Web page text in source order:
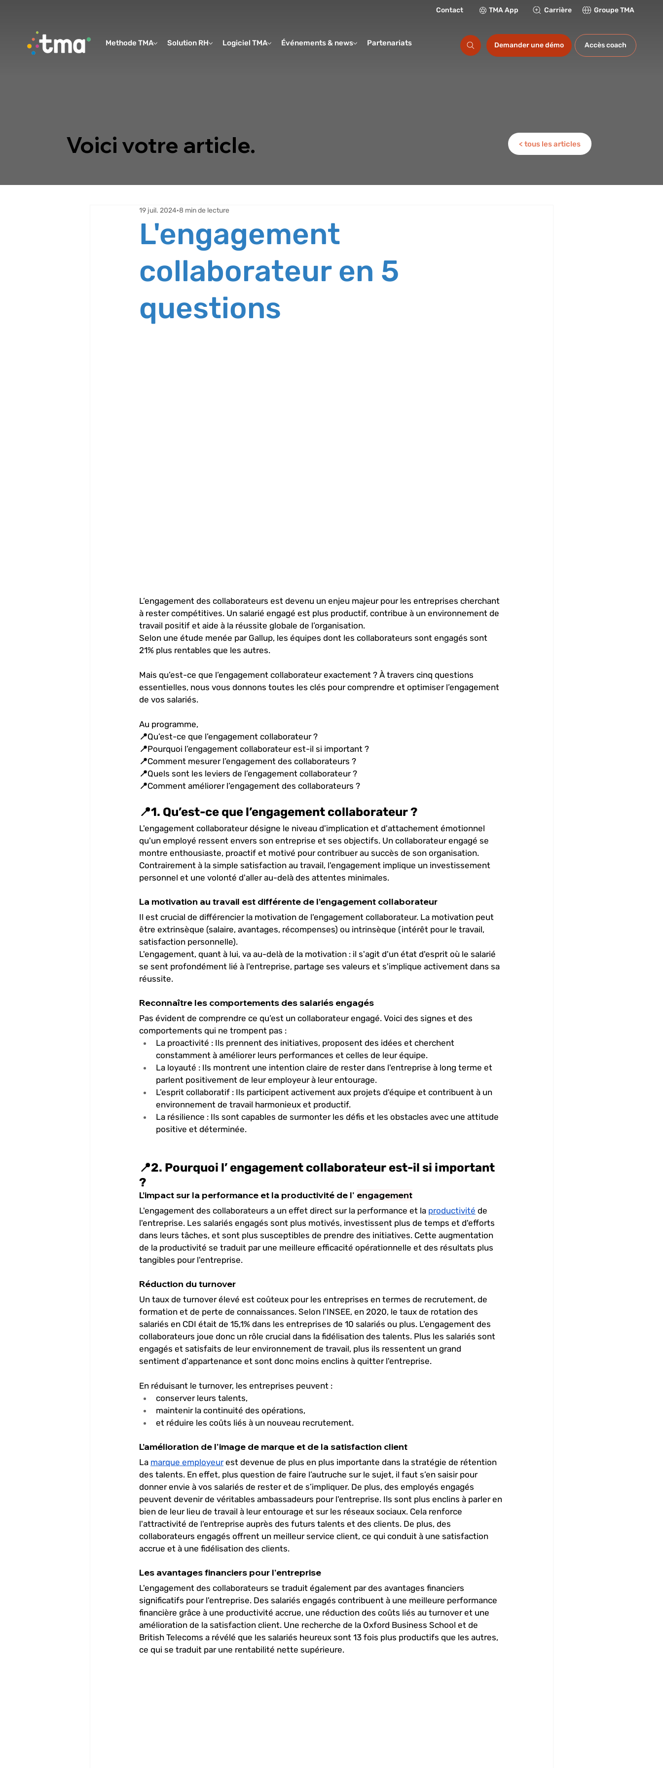
Methode TMA Solution RH Logiciel TMA Événements & news Partenariats Formations
Contact TMA App Carrière Groupe TMA
Demander une démo Accès coach
Voici votre article. < tous les articles
L'engagement
collaborateur en 5
questions
19 juil. 2024 8 min de lecture
L’engagement des collaborateurs est devenu un enjeu majeur pour les entreprises cherchant
à rester compétitives. Un salarié engagé est plus productif, contribue à un environnement de
travail positif et aide à la réussite globale de l’organisation.
Selon une étude menée par Gallup, les équipes dont les collaborateurs sont engagés sont
21% plus rentables que les autres.
Mais qu’est-ce que l’engagement collaborateur exactement ? À travers cinq questions
essentielles, nous vous donnons toutes les clés pour comprendre et optimiser l’engagement
de vos salariés.
Au programme,
📍Qu’est-ce que l’engagement collaborateur ?
📍Pourquoi l’engagement collaborateur est-il si important ?
📍Comment mesurer l’engagement des collaborateurs ?
📍Quels sont les leviers de l’engagement collaborateur ?
📍Comment améliorer l’engagement des collaborateurs ?
📍1. Qu’est-ce que l’engagement collaborateur ?
L'engagement collaborateur désigne le niveau d'implication et d'attachement émotionnel
qu'un employé ressent envers son entreprise et ses objectifs. Un collaborateur engagé se
montre enthousiaste, proactif et motivé pour contribuer au succès de son organisation.
Contrairement à la simple satisfaction au travail, l'engagement implique un investissement
personnel et une volonté d'aller au-delà des attentes minimales.
La motivation au travail est différente de l’engagement collaborateur
Il est crucial de différencier la motivation de l'engagement collaborateur. La motivation peut
être extrinsèque (salaire, avantages, récompenses) ou intrinsèque (intérêt pour le travail,
satisfaction personnelle).
L'engagement, quant à lui, va au-delà de la motivation : il s'agit d'un état d'esprit où le salarié
se sent profondément lié à l'entreprise, partage ses valeurs et s'implique activement dans sa
réussite.
Reconnaître les comportements des salariés engagés
Pas évident de comprendre ce qu’est un collaborateur engagé. Voici des signes et des
comportements qui ne trompent pas :
La proactivité : Ils prennent des initiatives, proposent des idées et cherchent
constamment à améliorer leurs performances et celles de leur équipe.
La loyauté : Ils montrent une intention claire de rester dans l'entreprise à long terme et
parlent positivement de leur employeur à leur entourage.
L’esprit collaboratif : Ils participent activement aux projets d'équipe et contribuent à un
environnement de travail harmonieux et productif.
La résilience : Ils sont capables de surmonter les défis et les obstacles avec une attitude
positive et déterminée.
📍2. Pourquoi l’ engagement collaborateur est-il si important
?
L’impact sur la performance et la productivité de l' engagement
L'engagement des collaborateurs a un effet direct sur la performance et la productivité de
l'entreprise. Les salariés engagés sont plus motivés, investissent plus de temps et d'efforts
dans leurs tâches, et sont plus susceptibles de prendre des initiatives. Cette augmentation
de la productivité se traduit par une meilleure efficacité opérationnelle et des résultats plus
tangibles pour l'entreprise.
Réduction du turnover
Un taux de turnover élevé est coûteux pour les entreprises en termes de recrutement, de
formation et de perte de connaissances. Selon l'INSEE, en 2020, le taux de rotation des
salariés en CDI était de 15,1% dans les entreprises de 10 salariés ou plus. L'engagement des
collaborateurs joue donc un rôle crucial dans la fidélisation des talents. Plus les salariés sont
engagés et satisfaits de leur environnement de travail, plus ils ressentent un grand
sentiment d'appartenance et sont donc moins enclins à quitter l'entreprise.
En réduisant le turnover, les entreprises peuvent :
conserver leurs talents,
maintenir la continuité des opérations,
et réduire les coûts liés à un nouveau recrutement.
L’amélioration de l'image de marque et de la satisfaction client
La marque employeur est devenue de plus en plus importante dans la stratégie de rétention
des talents. En effet, plus question de faire l’autruche sur le sujet, il faut s’en saisir pour
donner envie à vos salariés de rester et de s’impliquer. De plus, des employés engagés
peuvent devenir de véritables ambassadeurs pour l'entreprise. Ils sont plus enclins à parler en
bien de leur lieu de travail à leur entourage et sur les réseaux sociaux. Cela renforce
l'attractivité de l'entreprise auprès des futurs talents et des clients. De plus, des
collaborateurs engagés offrent un meilleur service client, ce qui conduit à une satisfaction
accrue et à une fidélisation des clients.
Les avantages financiers pour l'entreprise
L'engagement des collaborateurs se traduit également par des avantages financiers
significatifs pour l'entreprise. Des salariés engagés contribuent à une meilleure performance
financière grâce à une productivité accrue, une réduction des coûts liés au turnover et une
amélioration de la satisfaction client. Une recherche de la Oxford Business School et de
British Telecoms a révélé que les salariés heureux sont 13 fois plus productifs que les autres,
ce qui se traduit par une rentabilité nette supérieure.